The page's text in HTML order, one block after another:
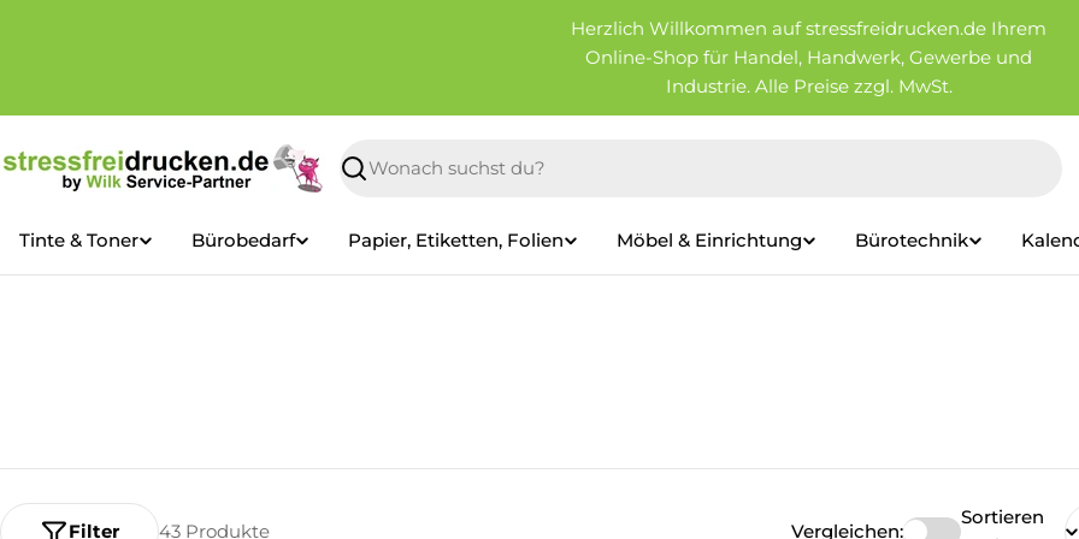
Herzlich Willkommen auf stressfreidrucken.de Ihrem
Online-Shop für Handel, Handwerk, Gewerbe und
Industrie. Alle Preise zzgl. MwSt.
Suchen
Tinte & Toner Bürobedarf Papier, Etiketten, Folien Möbel & Einrichtung Bürotechnik
43 Produkte
Filter Vergleichen:
Sortieren